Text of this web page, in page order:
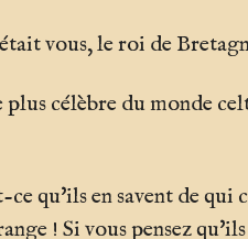
vous, le roi de
célèbre du monde
ce qu'ils en savent de qui
! Si vous pensez